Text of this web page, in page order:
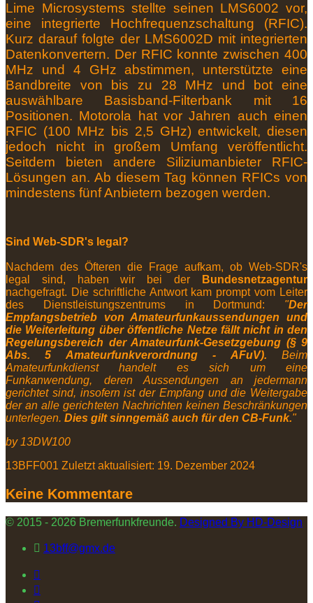
Lime Microsystems stellte seinen LMS6002 vor,
eine integrierte Hochfrequenzschaltung (RFIC).
Kurz darauf folgte der LMS6002D mit integrierten
Datenkonvertern. Der RFIC konnte zwischen 400
MHz und 4 GHz abstimmen, unterstützte eine
Bandbreite von bis zu 28 MHz und bot eine
auswählbare Basisband-Filterbank mit 16
Positionen. Motorola hat vor Jahren auch einen
RFIC (100 MHz bis 2,5 GHz) entwickelt, diesen
jedoch nicht in großem Umfang veröffentlicht.
Seitdem bieten andere Siliziumanbieter RFIC-
Lösungen an. Ab diesem Tag können RFICs von
mindestens fünf Anbietern bezogen werden.
Sind Web-SDR's legal?
Nachdem des Öfteren die Frage aufkam, ob Web-SDR's
legal sind, haben wir bei der
Bundesnetzagentur
nachgefragt. Die schriftliche Antwort kam prompt vom Leiter
des Dienstleistungszentrums in Dortmund: "Der
Empfangsbetrieb von Amateurfunkaussendungen und
die Weiterleitung über öffentliche Netze fällt nicht in den
Regelungsbereich der Amateurfunk-Gesetzgebung (§ 9
Abs. 5 Amateurfunkverordnung - AFuV). Beim
Amateurfunkdienst handelt es sich um eine
Funkanwendung, deren Aussendungen an jedermann
gerichtet sind, insofern ist der Empfang und die Weitergabe
der an alle gerichteten Nachrichten keinen Beschränkungen
unterlegen. Dies gilt sinngemäß auch für den CB-Funk."
by 13DW100
13BFF001 Zuletzt aktualisiert: 19. Dezember 2024
Keine Kommentare
© 2015 - 2026 Bremerfunkfreunde. Designed By HD-Design
13bff@gmx.de